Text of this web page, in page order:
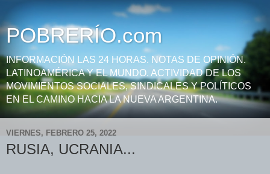
POBRERÍO.com
INFORMACIÓN LAS 24 HORAS. NOTAS DE OPINIÓN.
LATINOAMÉRICA Y EL MUNDO. ACTIVIDAD DE LOS
MOVIMIENTOS SOCIALES, SINDICALES Y POLÍTICOS
EN EL CAMINO HACIA LA NUEVA ARGENTINA.
VIERNES, FEBRERO 25, 2022
RUSIA, UCRANIA...